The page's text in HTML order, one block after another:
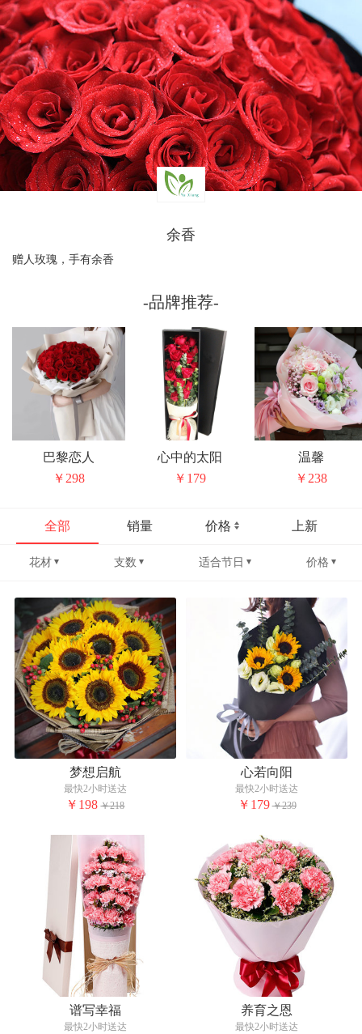
余香
赠人玫瑰，手有余香
-品牌推荐-
巴黎恋人
￥298
心中的太阳
￥179
温馨
￥238
全部 销量 价格 上新
花材 支数 适合节日 价格
梦想启航
最快2小时送达
￥198 ￥218
心若向阳
最快2小时送达
￥179 ￥239
谱写幸福
最快2小时送达
养育之恩
最快2小时送达